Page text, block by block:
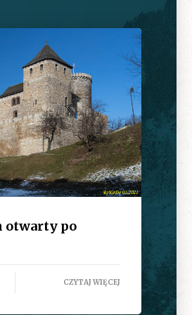
otwarty po
CZYTAJ WIĘCEJ